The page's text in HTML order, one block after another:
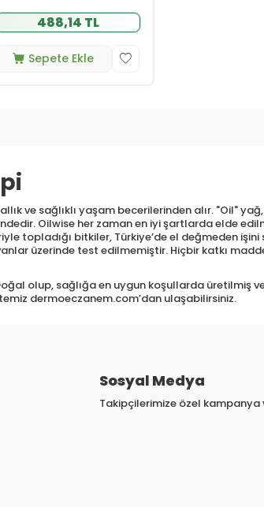
488,14 TL
Sepete Ekle
ve sağlıklı yaşam becerilerinden alır. "Oil"
Oilwise her zaman en iyi şartlarda elde
topladığı bitkiler, Türkiye’de el değmeden
üzerinde test edilmemiştir. Hiçbir katkı
olup, sağlığa en uygun koşullarda üretilmiş
dermoeczanem.com’dan ulaşabilirsiniz.
Sosyal Medya
Takipçilerimize özel